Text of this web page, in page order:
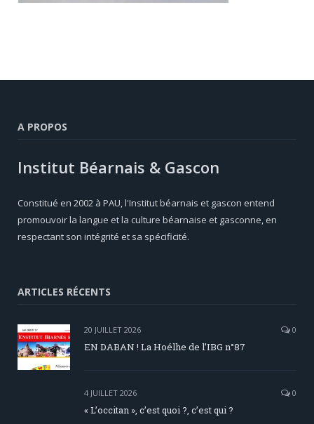
A PROPOS
Institut Béarnais & Gascon
Constitué en 2002 à PAU, l'Institut béarnais et gascon entend
promouvoir la langue et la culture béarnaise et gasconne, en
respectant son intégrité et sa spécificité.
ARTICLES RÉCENTS
20 JUILLET 2026 0
EN DABAN ! La Hoélhe de l’IBG n°87
4 JUILLET 2026 0
« L’occitan », c’est quoi ?, c’est qui ?